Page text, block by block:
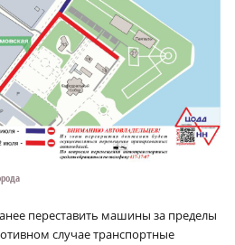
переставить машины за пределы
случае транспортные